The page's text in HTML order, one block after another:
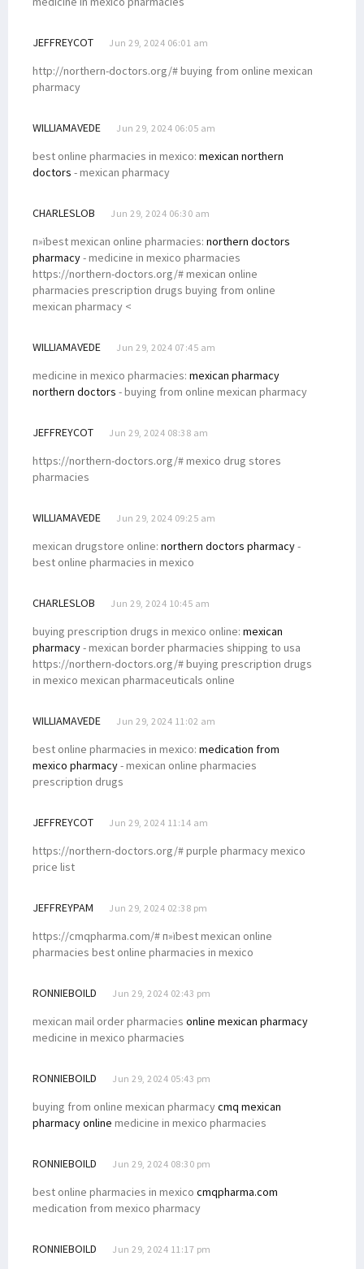
JEFFREYCOT Jun 29, 2024 06:01 am
http://northern-doctors.org/# buying from online mexican
pharmacy
WILLIAMAVEDE Jun 29, 2024 06:05 am
best online pharmacies in mexico: mexican northern
doctors - mexican pharmacy
CHARLESLOB Jun 29, 2024 06:30 am
п»їbest mexican online pharmacies: northern doctors
pharmacy- medicine in mexico pharmacies
https://northern-doctors.org/# mexican online
pharmacies prescription drugs buying from online
mexican pharmacy <
WILLIAMAVEDE Jun 29, 2024 07:45 am
medicine in mexico pharmacies: mexican pharmacy
northern doctors - buying from online mexican pharmacy
JEFFREYCOT Jun 29, 2024 08:38 am
https://northern-doctors.org/# mexico drug stores
pharmacies
WILLIAMAVEDE Jun 29, 2024 09:25 am
mexican drugstore online: northern doctors pharmacy-
best online pharmacies in mexico
CHARLESLOB Jun 29, 2024 10:45 am
buying prescription drugs in mexico online: mexican
pharmacy- mexican border pharmacies shipping to usa
https://northern-doctors.org/# buying prescription drugs
in mexico mexican pharmaceuticals online
WILLIAMAVEDE Jun 29, 2024 11:02 am
best online pharmacies in mexico: medication from
mexico pharmacy- mexican online pharmacies
prescription drugs
JEFFREYCOT Jun 29, 2024 11:14 am
https://northern-doctors.org/# purple pharmacy mexico
price list
JEFFREYPAM Jun 29, 2024 02:38 pm
https://cmqpharma.com/# п»їbest mexican online
pharmacies best online pharmacies in mexico
RONNIEBOILD Jun 29, 2024 02:43 pm
mexican mail order pharmacies online mexican pharmacy
medicine in mexico pharmacies
RONNIEBOILD Jun 29, 2024 05:43 pm
buying from online mexican pharmacycmq mexican
pharmacy online medicine in mexico pharmacies
RONNIEBOILD Jun 29, 2024 08:30 pm
best online pharmacies in mexico cmqpharma.com
medication from mexico pharmacy
RONNIEBOILD Jun 29, 2024 11:17 pm